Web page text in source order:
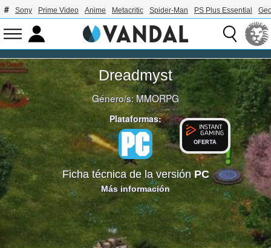
Sony Prime Video Anime Metacritic Spider-Man PS Plus Essential
Dreadmyst
Género/s:MMORPG
Plataformas:
OFERTA
Ficha técnica de la versión PC
Más información